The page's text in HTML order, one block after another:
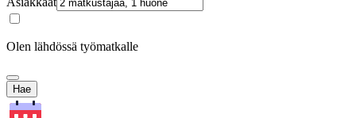
Olen lähdössä työmatkalle
Hae